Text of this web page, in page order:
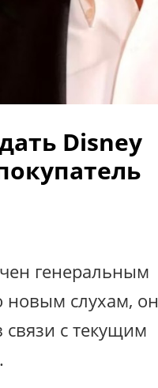
Disney
генеральным
новым слухам, он
связи с текущим